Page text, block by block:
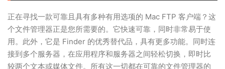
正在寻找一款可靠且具有多种有用选项的 Mac FTP 客户端？这
个文件管理器正是您所需要的。它快速可靠，同时非常易于使
用。此外，它是 Finder 的优秀替代品，具有更多功能。同时连
接到多个服务器，在应用程序和服务器之间轻松切换，即时比
较两个文本或媒体文件。所有这一切都在可靠的文件管理器的